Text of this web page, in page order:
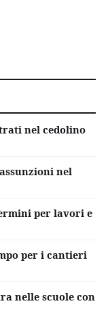
nel cedolino
nel
per lavori e
per i cantieri
nelle scuole con